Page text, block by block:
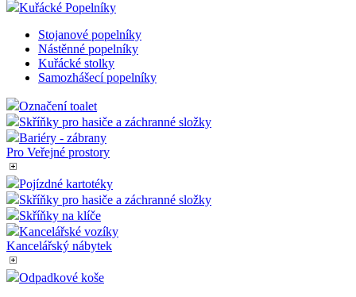
Kuřácké Popelníky
Stojanové popelníky
Nástěnné popelníky
Kuřácké stolky
Samozhášecí popelníky
Označení toalet
Skříňky pro hasiče a záchranné složky
Bariéry - zábrany
Pro Veřejné prostory
Pojízdné kartotéky
Skříňky pro hasiče a záchranné složky
Skříňky na klíče
Kancelářské vozíky
Kancelářský nábytek
Odpadkové koše